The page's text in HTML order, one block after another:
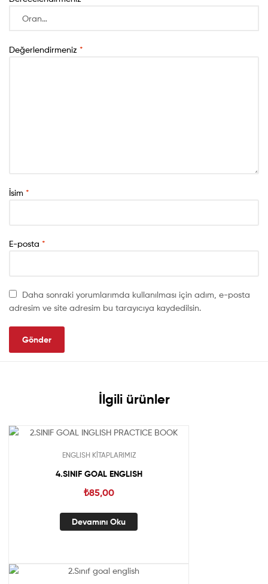
Değerlendirmeniz *
İsim *
E-posta *
Daha sonraki yorumlarımda kullanılması için adım, e-posta
adresim ve site adresim bu tarayıcıya kaydedilsin.
İlgili ürünler
ENGLISH KİTAPLARIMIZ
4.SINIF GOAL ENGLISH
₺85,00
Devamını Oku